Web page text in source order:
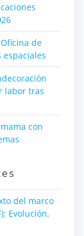
de
espaciales
labor tras
con
del marco
Evolución,